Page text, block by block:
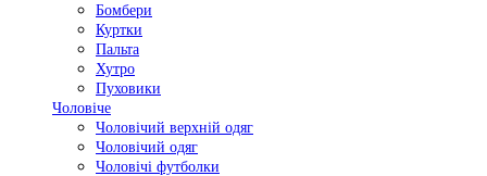
Бомбери
Куртки
Пальта
Хутро
Пуховики
Чоловіче
Чоловічий верхній одяг
Чоловічий одяг
Чоловічі футболки